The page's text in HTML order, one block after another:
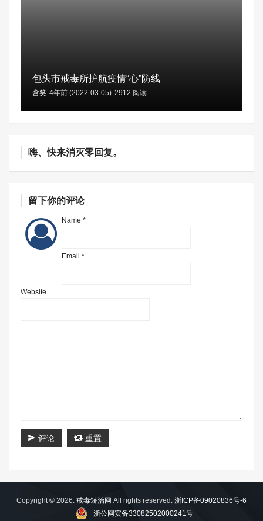
包头市戒毒所护航疫情“心”防线
含笑 4年前 (2022-03-05) 2912 阅读
嗨、快来消灭零回复。
留下你的评论
Name *
Email *
Website
评论 重置
Copyright © 2026. 戒毒矫治网 All rights reserved. 浙ICP备09020836号-6
浙公网安备33082502000241号